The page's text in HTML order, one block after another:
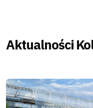
Aktualności